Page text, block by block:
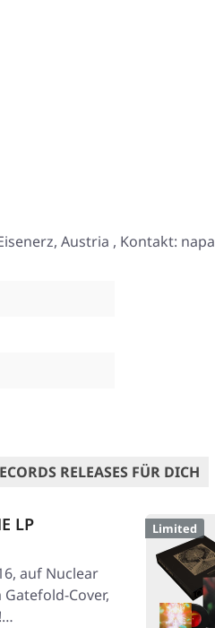
Austria , Kontakt:
RELEASES FÜR DICH
LP
auf Nuclear
Cover,
Limited